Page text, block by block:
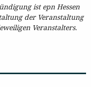
ist epn Hessen
der Veranstaltung
Veranstalters.